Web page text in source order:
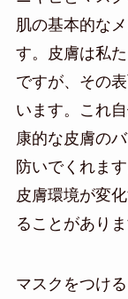
肌の基本的な
す。皮膚は私
ですが、その
います。これ
康的な皮膚の
防いでくれま
皮膚環境が変
ることがありま
マスクをつけ